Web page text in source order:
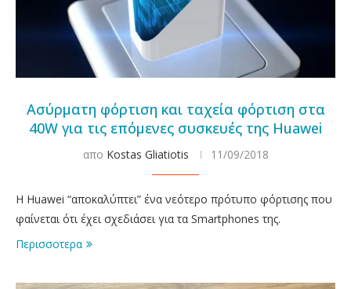
Ασύρματη φόρτιση και ταχεία φόρτιση στα
40W για τις επόμενες συσκευές της Huawei
απο Kostas Gliatiotis 11/09/2018
Η Huawei “αποκαλύπτει” ένα νεότερο πρότυπο φόρτισης που
φαίνεται ότι έχει σχεδιάσει για τα Smartphones της.
Περισσοτερα